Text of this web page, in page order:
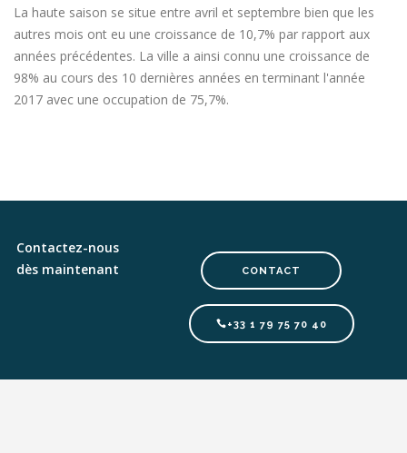
La haute saison se situe entre avril et septembre bien que les
autres mois ont eu une croissance de 10,7% par rapport aux
années précédentes. La ville a ainsi connu une croissance de
98% au cours des 10 dernières années en terminant l'année
2017 avec une occupation de 75,7%.
Contactez-nous
dès maintenant
CONTACT
+33 1 79 75 70 40